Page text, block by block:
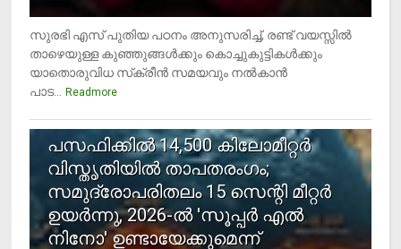
സുരഭി എസ് പുതിയ പഠനം അനുസരിച്ച്, രണ്ട് വയസ്സില്‍
താഴെയുള്ള കുഞ്ഞുങ്ങള്‍ക്കും കൊച്ചുകുട്ടികള്‍ക്കും
യാതൊരുവിധ സ്‌ക്രീന്‍ സമയവും നല്‍കാന്‍
പാട...
Readmore
പസഫിക്കില്‍ 14,500 കിലോമീറ്റര്‍
വിസ്തൃതിയില്‍ താപതരംഗം;
സമുദ്രോപരിതലം 15 സെന്റി മീറ്റര്‍
ഉയര്‍ന്നു, 2026-ല്‍ 'സൂപ്പര്‍ എല്‍
നിനോ' ഉണ്ടായേക്കുമെന്ന്